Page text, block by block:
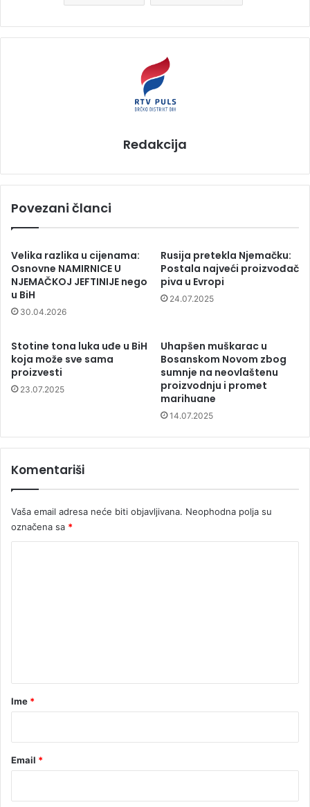
Redakcija
Povezani članci
Velika razlika u cijenama:
Osnovne NAMIRNICE U
NJEMAČKOJ JEFTINIJE nego
u BiH
30.04.2026
Rusija pretekla Njemačku:
Postala najveći proizvođač
piva u Evropi
24.07.2025
Stotine tona luka uđe u BiH
koja može sve sama
proizvesti
23.07.2025
Uhapšen muškarac u
Bosanskom Novom zbog
sumnje na neovlaštenu
proizvodnju i promet
marihuane
14.07.2025
Komentariši
Vaša email adresa neće biti objavljivana. Neophodna polja su
označena sa *
rIme *
Email *